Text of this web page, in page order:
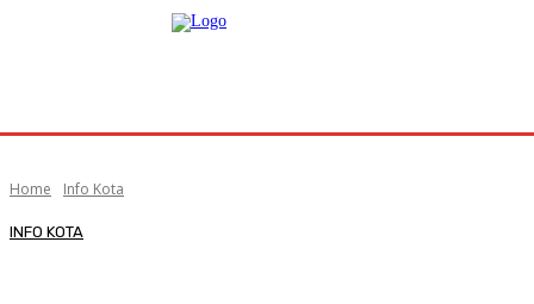
Home Info Kota
INFO KOTA